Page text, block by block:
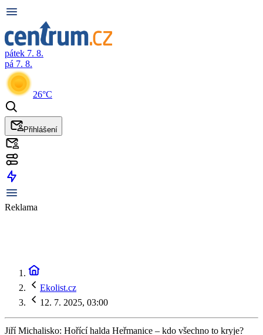
pátek 7. 8.
pá 7. 8.
26°C
Přihlášení
Reklama
Ekolist.cz
12. 7. 2025, 03:00
Jiří Michalisko: Hořící halda Heřmanice – kdo všechno to kryje?